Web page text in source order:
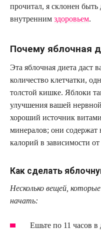
прочитал, я склонен
внутренним здоровьем.
Почему яблочная
Эта яблочная диета даст
количество клетчатки,
толстой кишке. Яблоки
улучшения вашей
хороший источник
минералов; они содержат
калорий в зависимости от
Как сделать
Несколько вещей,
начать:
Ешьте по 11 часов в